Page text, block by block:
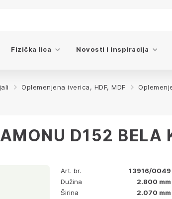
Fizička lica Novosti i inspiracija
Oplemenjena iverica, HDF, MDF
D152 BELA
Art. br.
13916/0049
Dužina
2.800 mm
Širina
2.070 mm